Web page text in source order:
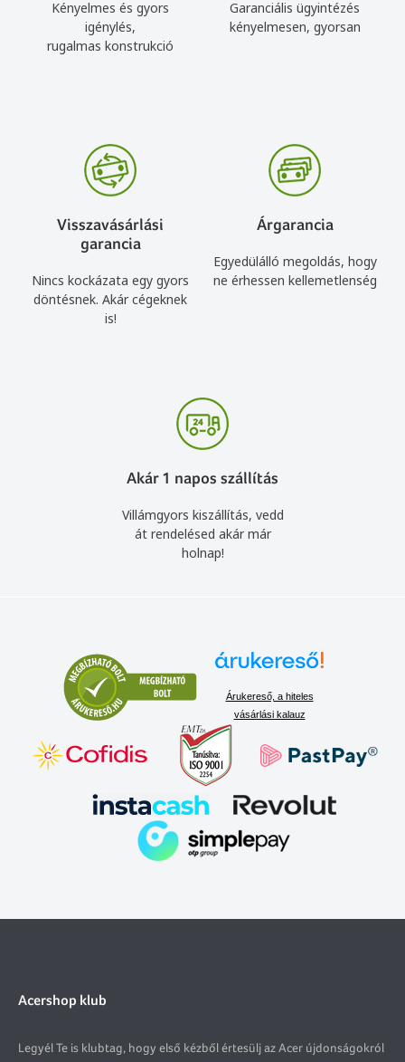
Kényelmes és gyors
igénylés,
rugalmas konstrukció
Garanciális ügyintézés
kényelmesen, gyorsan
Visszavásárlási
garancia
Nincs kockázata egy gyors
döntésnek. Akár cégeknek
is!
Árgarancia
Egyedülálló megoldás, hogy
ne érhessen kellemetlenség
Akár 1 napos szállítás
Villámgyors kiszállítás, vedd
át rendelésed akár már
holnap!
Árukereső, a hiteles
vásárlási kalauz
Acershop klub
Legyél Te is klubtag, hogy első kézből értesülj az Acer újdonságokról